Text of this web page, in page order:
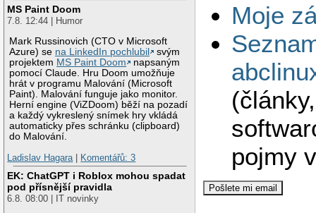
MS Paint Doom
7.8. 12:44 | Humor
Mark Russinovich (CTO v Microsoft
Azure) se na LinkedIn pochlubil
svým
projektem MS Paint Doom
napsaným
pomocí Claude. Hru Doom umožňuje
hrát v programu Malování (Microsoft
Paint). Malování funguje jako monitor.
Herní engine (ViZDoom) běží na pozadí
a každý vykreslený snímek hry vkládá
automaticky přes schránku (clipboard)
do Malování.
Ladislav Hagara
Komentářů: 3
EK: ChatGPT i Roblox mohou spadat
pod přísnější pravidla
6.8. 08:00 | IT novinky
Moje
pojmy